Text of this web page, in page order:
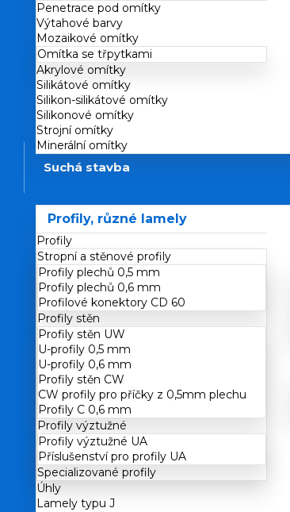
Penetrace pod omítky
Výtahové barvy
Mozaikové omítky
Omítka se třpytkami
Akrylové omítky
Silikátové omítky
Silikon-silikátové omítky
Silikonové omítky
Strojní omítky
Minerální omítky
Suchá stavba
Profily, různé lamely
Profily
Stropní a stěnové profily
Profily plechů 0,5 mm
Profily plechů 0,6 mm
Profilové konektory CD 60
Profily stěn
Profily stěn UW
U-profily 0,5 mm
U-profily 0,6 mm
Profily stěn CW
CW profily pro příčky z 0,5mm plechu
Profily C 0,6 mm
Profily výztužné
Profily výztužné UA
Příslušenství pro profily UA
Specializované profily
Úhly
Lamely typu J